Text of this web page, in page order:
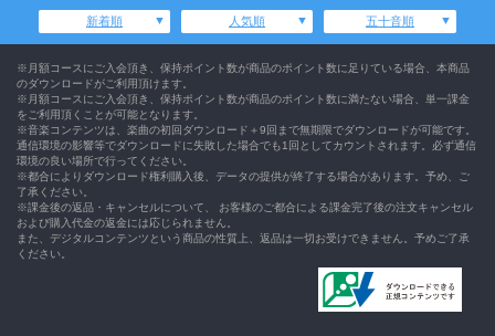
新着順 人気順 五十音順
※月額コースにご入会頂き、保持ポイント数が商品のポイント数に足りている場合、本商品
のダウンロードがご利用頂けます。
※月額コースにご入会頂き、保持ポイント数が商品のポイント数に満たない場合、単一課金
をご利用頂くことが可能となります。
※音楽コンテンツは、楽曲の初回ダウンロード＋9回まで無期限でダウンロードが可能です。
通信環境の影響等でダウンロードに失敗した場合でも1回としてカウントされます。必ず通信
環境の良い場所で行ってください。
※都合によりダウンロード権利購入後、データの提供が終了する場合があります。予め、ご
了承ください。
※課金後の返品・キャンセルについて、 お客様のご都合による課金完了後の注文キャンセル
および購入代金の返金には応じられません。
また、デジタルコンテンツという商品の性質上、返品は一切お受けできません。予めご了承
ください。